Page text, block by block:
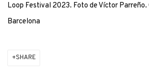
Loop Festival 2023. Foto de Víctor Parreño.
Barcelona
SHARE